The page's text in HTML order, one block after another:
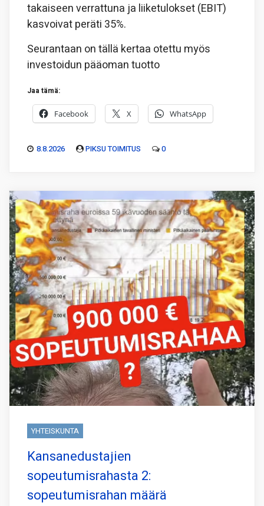
takaiseen verrattuna ja liiketulokset (EBIT)
kasvoivat peräti 35%.
Seurantaan on tällä kertaa otettu myös
investoidun pääoman tuotto
Jaa tämä:
Facebook X WhatsApp
8.8.2026 PIKSU TOIMITUS 0
YHTEISKUNTA
Kansanedustajien
sopeutumisrahasta 2:
sopeutumisrahan määrä